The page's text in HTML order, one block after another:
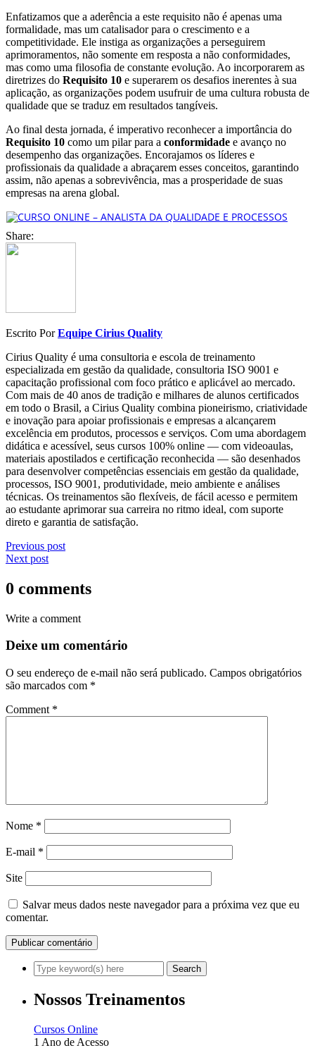
Enfatizamos que a aderência a este requisito não é apenas uma
formalidade, mas um catalisador para o crescimento e a
competitividade. Ele instiga as organizações a perseguirem
aprimoramentos, não somente em resposta a não conformidades,
mas como uma filosofia de constante evolução. Ao incorporarem as
diretrizes do Requisito 10 e superarem os desafios inerentes à sua
aplicação, as organizações podem usufruir de uma cultura robusta de
qualidade que se traduz em resultados tangíveis.
Ao final desta jornada, é imperativo reconhecer a importância do
Requisito 10 como um pilar para a conformidade e avanço no
desempenho das organizações. Encorajamos os líderes e
profissionais da qualidade a abraçarem esses conceitos, garantindo
assim, não apenas a sobrevivência, mas a prosperidade de suas
empresas na arena global.
Share:
Escrito PorEquipe Cirius Quality
Cirius Quality é uma consultoria e escola de treinamento
especializada em gestão da qualidade, consultoria ISO 9001 e
capacitação profissional com foco prático e aplicável ao mercado.
Com mais de 40 anos de tradição e milhares de alunos certificados
em todo o Brasil, a Cirius Quality combina pioneirismo, criatividade
e inovação para apoiar profissionais e empresas a alcançarem
excelência em produtos, processos e serviços. Com uma abordagem
didática e acessível, seus cursos 100% online — com videoaulas,
materiais apostilados e certificação reconhecida — são desenhados
para desenvolver competências essenciais em gestão da qualidade,
processos, ISO 9001, produtividade, meio ambiente e análises
técnicas. Os treinamentos são flexíveis, de fácil acesso e permitem
ao estudante aprimorar sua carreira no ritmo ideal, com suporte
direto e garantia de satisfação.
Previous post
Next post
0 comments
Write a comment
Deixe um comentário
O seu endereço de e-mail não será publicado. Campos obrigatórios
são marcados com *
Comment *
Nome *
E-mail *
Site
Salvar meus dados neste navegador para a próxima vez que eu
comentar.
Nossos Treinamentos
Cursos Online
1 Ano de Acesso